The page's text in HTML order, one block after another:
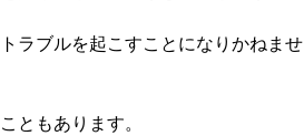
ラブルを起こすことになりかねませ
ともあります。